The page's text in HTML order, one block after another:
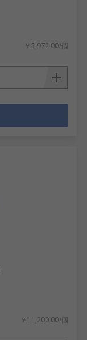
￥5,972.00/個
￥11,200.00/個